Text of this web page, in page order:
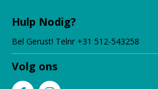
Hulp Nodig?
Bel Gerust! Telnr +31 512-543258
Volg ons